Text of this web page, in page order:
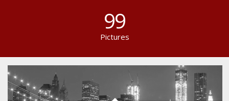
99
Pictures